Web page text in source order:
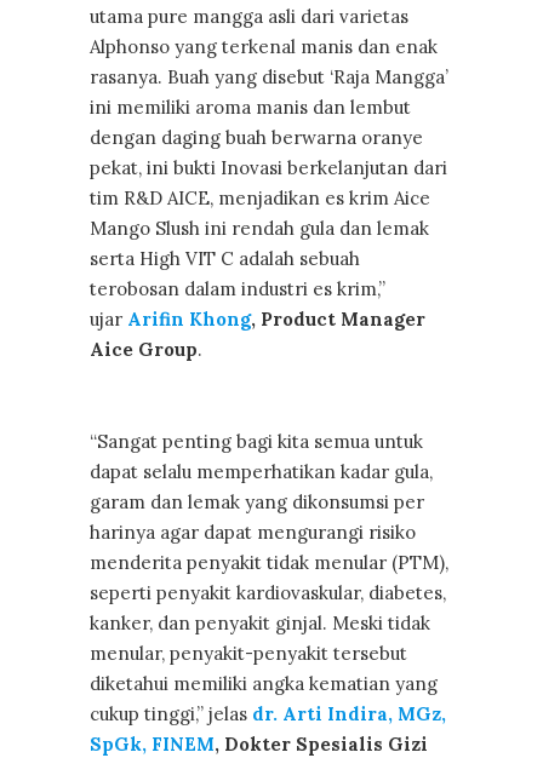
utama pure mangga asli dari varietas
Alphonso yang terkenal manis dan enak
rasanya. Buah yang disebut ‘Raja Mangga’
ini memiliki aroma manis dan lembut
dengan daging buah berwarna oranye
pekat, ini bukti Inovasi berkelanjutan dari
tim R&D AICE, menjadikan es krim Aice
Mango Slush ini rendah gula dan lemak
serta High VIT C adalah sebuah
terobosan dalam industri es krim,”
ujar Arifin Khong, Product Manager
Aice Group.
“Sangat penting bagi kita semua untuk
dapat selalu memperhatikan kadar gula,
garam dan lemak yang dikonsumsi per
harinya agar dapat mengurangi risiko
menderita penyakit tidak menular (PTM),
seperti penyakit kardiovaskular, diabetes,
kanker, dan penyakit ginjal. Meski tidak
menular, penyakit-penyakit tersebut
diketahui memiliki angka kematian yang
cukup tinggi,” jelas dr. Arti Indira, MGz,
SpGk, FINEM, Dokter Spesialis Gizi